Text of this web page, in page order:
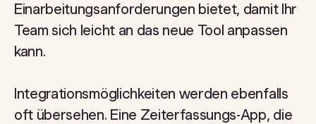
Einarbeitungsanforderungen bietet, damit Ihr
Team sich leicht an das neue Tool anpassen
kann.
Integrationsmöglichkeiten werden ebenfalls
oft übersehen. Eine Zeiterfassungs-App, die